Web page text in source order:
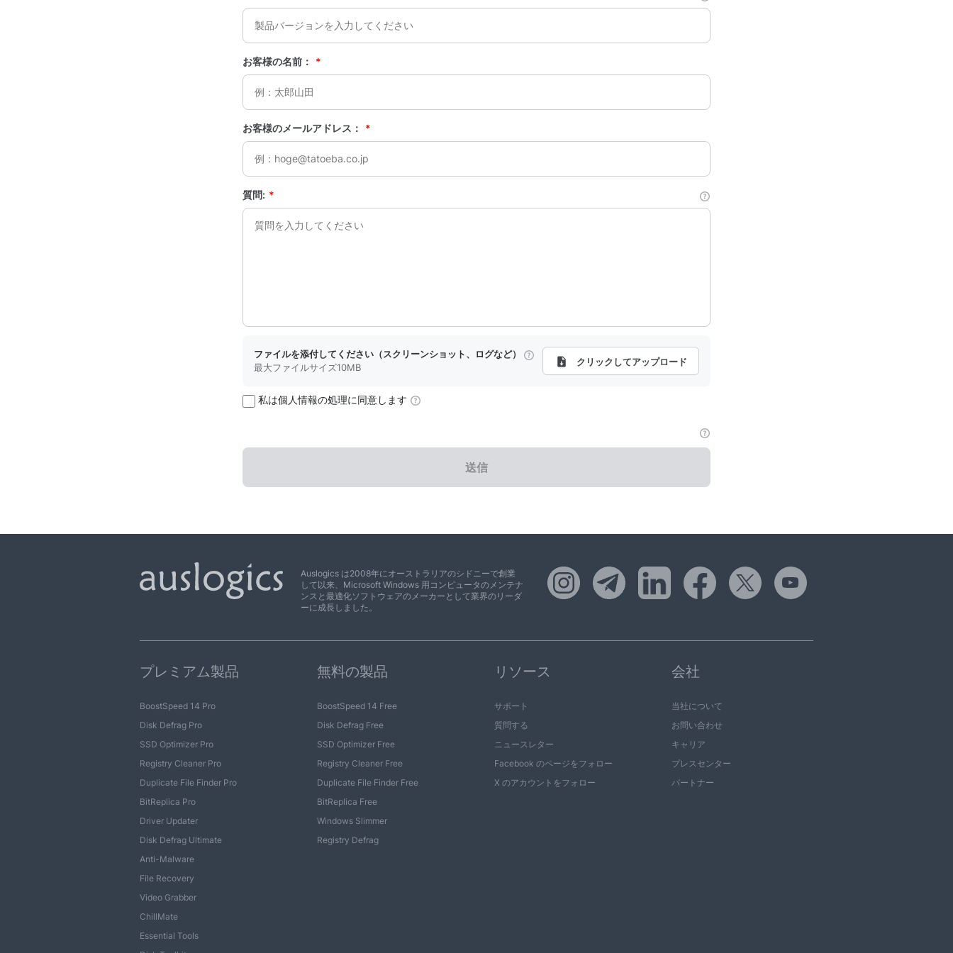
お客様の名前： *
お客様のメールアドレス： *
質問: *
ファイルを添付してください（スクリーンショット、ログなど）
最大ファイルサイズ10MB
クリックしてアップロード
私は個人情報の処理に同意します
送信
Auslogics は2008年にオーストラリアのシドニーで創業
して以来、Microsoft Windows 用コンピュータのメンテナ
ンスと最適化ソフトウェアのメーカーとして業界のリーダ
ーに成長しました。
プレミアム製品
BoostSpeed 14 Pro
Disk Defrag Pro
SSD Optimizer Pro
Registry Cleaner Pro
Duplicate File Finder Pro
BitReplica Pro
Driver Updater
Disk Defrag Ultimate
Anti-Malware
File Recovery
Video Grabber
ChillMate
Essential Tools
無料の製品
BoostSpeed 14 Free
Disk Defrag Free
SSD Optimizer Free
Registry Cleaner Free
Duplicate File Finder Free
BitReplica Free
Windows Slimmer
Registry Defrag
リソース
サポート
質問する
ニュースレター
Facebook のページをフォロー
X のアカウントをフォロー
会社
当社について
お問い合わせ
キャリア
プレスセンター
パートナー